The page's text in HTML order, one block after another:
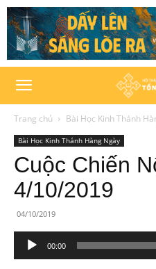
Trang chủ Bài Học Kinh Thánh
Bài Học Kinh Thánh Hàng Ngày
Cuộc Chiến
4/10/2019
04/10/2019
Trình
phát
00:00